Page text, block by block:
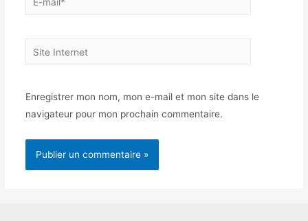
Site
Enregistrer mon nom, mon e-mail et mon site dans le
navigateur pour mon prochain commentaire.